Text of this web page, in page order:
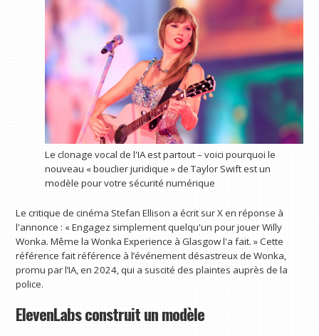
Le clonage vocal de l'IA est partout – voici pourquoi le
nouveau « bouclier juridique » de Taylor Swift est un
modèle pour votre sécurité numérique
Le critique de cinéma Stefan Ellison a écrit sur X en réponse à
l'annonce : « Engagez simplement quelqu'un pour jouer Willy
Wonka. Même la Wonka Experience à Glasgow l'a fait. » Cette
référence fait référence à l’événement désastreux de Wonka,
promu par l’IA, en 2024, qui a suscité des plaintes auprès de la
police.
ElevenLabs construit un modèle